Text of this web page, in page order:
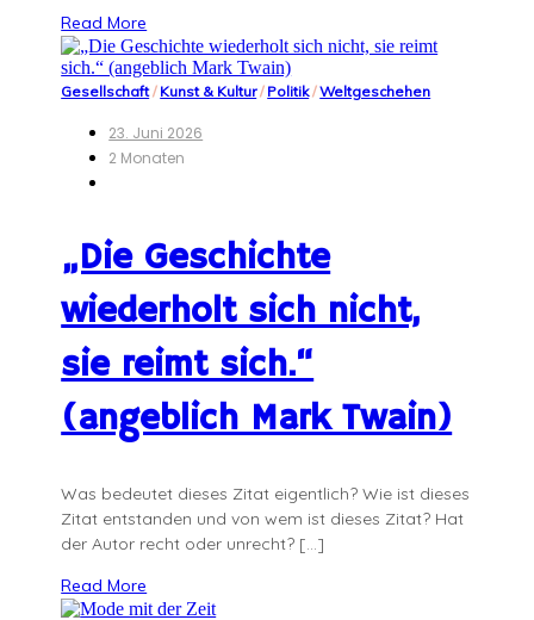
Read More
Gesellschaft/ Kunst & Kultur/ Politik/Weltgeschehen
23. Juni 2026
2 Monaten
„Die Geschichte
wiederholt sich nicht,
sie reimt sich.“
(angeblich Mark Twain)
Was bedeutet dieses Zitat eigentlich? Wie ist dieses
Zitat entstanden und von wem ist dieses Zitat? Hat
der Autor recht oder unrecht? […]
Read More